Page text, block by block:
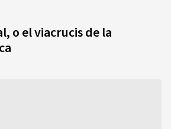
o el viacrucis de la